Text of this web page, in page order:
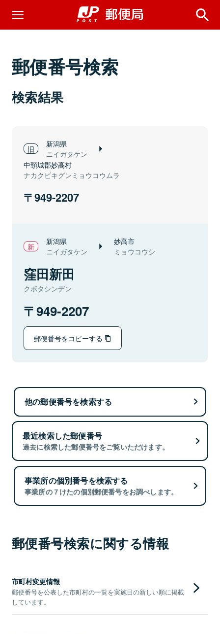
郵便番号検索
検索結果
新潟県
ニイガタケン
中頸城郡妙高村
ナカクビキグンミョウコウムラ
949-2207
新潟県
ニイガタケン
妙高市
ミョウコウシ
窪田新田
クボタシンデン
949-2207
郵便番号をコピーする
他の郵便番号を検索する
最近検索した郵便番号
過去に検索した郵便番号をご覧いただけます。
事業所の個別番号を検索する
事業所の７けたの個別郵便番号をお調べします。
郵便番号検索に関する情報
市町村変更情報
郵便番号を公表した市町村の一覧を実施日の新しい順に掲載
しています。